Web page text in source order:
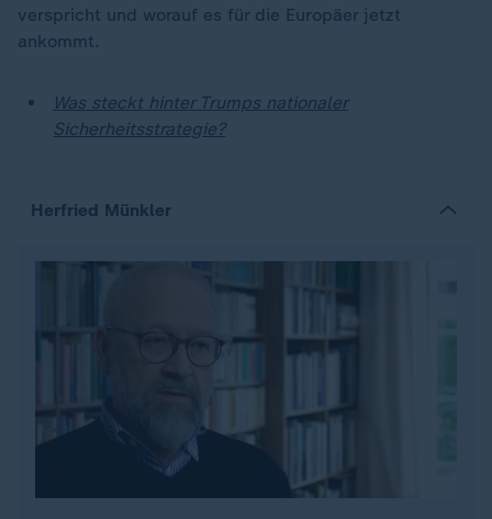
verspricht und worauf es für die Europäer jetzt
ankommt.
Was steckt hinter Trumps nationaler
Sicherheitsstrategie?
Herfried Münkler